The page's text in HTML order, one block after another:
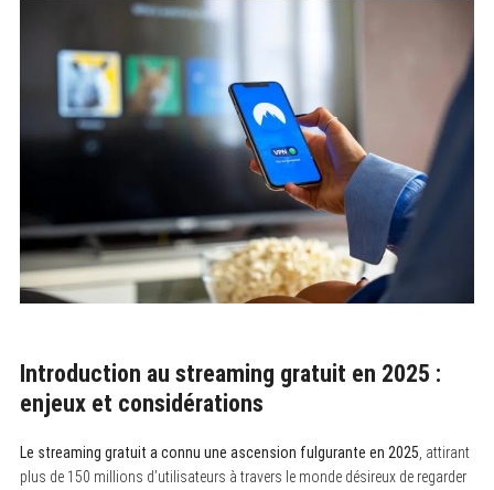
Introduction au streaming gratuit en 2025 :
enjeux et considérations
Le streaming gratuit a connu une ascension fulgurante en 2025 , attirant
plus de 150 millions d’utilisateurs à travers le monde désireux de regarder